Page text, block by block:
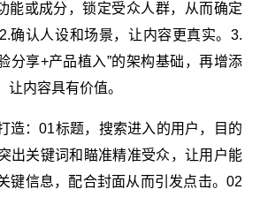
能或成分，锁定受众人群，从而确定
确认人设和场景，让内容更真实。3.
分享+产品植入”的架构基础，再增添
让内容具有价值。
造：01标题，搜索进入的用户，目的
出关键词和瞄准精准受众，让用户能
键信息，配合封面从而引发点击。02